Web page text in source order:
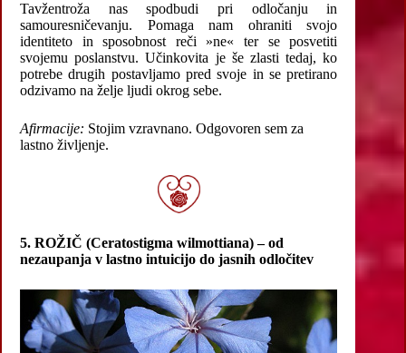
Tavžentroža nas spodbudi pri odločanju in
samouresničevanju. Pomaga nam ohraniti svojo
identiteto in sposobnost reči »ne« ter se posvetiti
svojemu poslanstvu. Učinkovita je še zlasti tedaj, ko
potrebe drugih postavljamo pred svoje in se pretirano
odzivamo na želje ljudi okrog sebe.
Afirmacije: Stojim vzravnano. Odgovoren sem za
lastno življenje.
5. ROŽIČ (Ceratostigma wilmottiana) – od
nezaupanja v lastno intuicijo do jasnih odločitev